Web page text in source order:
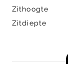
Zithoogte
Zitdiepte